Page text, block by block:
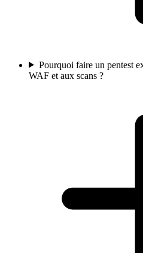
Pourquoi faire un pentest
WAF et aux scans ?